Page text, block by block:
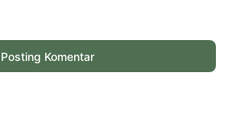
Posting Komentar